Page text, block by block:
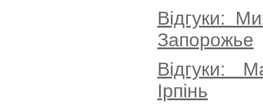
Відгуки:
Запорожье
Відгуки:
Ірпінь